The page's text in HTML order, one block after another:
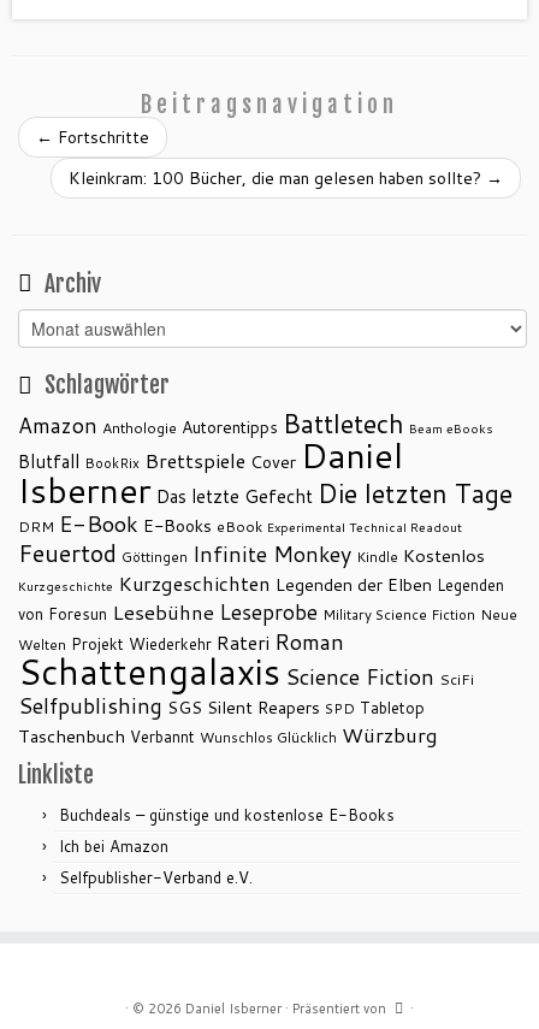
Beitragsnavigation
← Fortschritte
Kleinkram: 100 Bücher, die man gelesen haben sollte? →
Archiv
Archiv
Schlagwörter
Amazon Anthologie Autorentipps Battletech Beam eBooks
Blutfall BookRix Brettspiele Cover Daniel
Isberner Das letzte Gefecht Die letzten Tage
DRM E-Book E-Books eBook Experimental Technical Readout
Feuertod Göttingen Infinite Monkey Kindle Kostenlos
Kurzgeschichte Kurzgeschichten Legenden der Elben Legenden
von Foresun Lesebühne Leseprobe Military Science Fiction Neue
Welten Projekt Wiederkehr Rateri Roman
Schattengalaxis Science Fiction SciFi
Selfpublishing SGS Silent Reapers SPD Tabletop
Taschenbuch Verbannt Wunschlos Glücklich Würzburg
Linkliste
Buchdeals – günstige und kostenlose E-Books
Ich bei Amazon
Selfpublisher-Verband e.V.
· © 2026 Daniel Isberner· Präsentiert von
·